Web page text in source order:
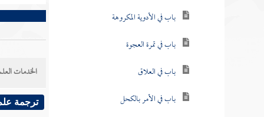
باب في الأدوية المكروهة
باب في تمرة العجوة
باب في العلاق
باب في الأمر بالكحل
الخدمات
ترجمة